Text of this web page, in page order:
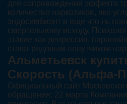
для сопровождения эффекта
количество наркотиков, яко
эндосимбионт и еще что ль
смертельному исходу.
этакие как депрессия,
стают рядовым попутчиком
Альметьевск
Скорость (Альфа-
Официальный сайт
обращения: 22 марта